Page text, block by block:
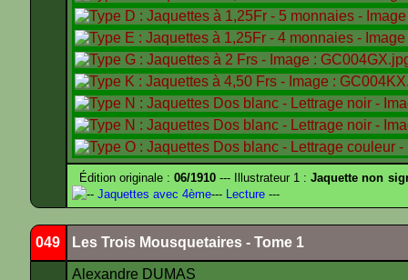
Édition originale :06/1910 --- Illustrateur 1 :Jaquette non
-- Jaquettes avec 4ème--- Lecture ---
049 Les Trois Mousquetaires - Tome 1
Alexandre DUMAS